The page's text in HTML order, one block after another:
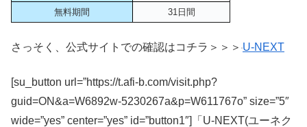
無料期間
31日間
さっそく、公式サイトでの確認はコチラ＞＞＞ U-NEXT
[su_button url=”https://t.afi-b.com/visit.php?
guid=ON&a=W6892w-5230267a&p=W611767o” size=”5″
wide=”yes” center=”yes” id=”button1″]「U-NEXT(ユーネク